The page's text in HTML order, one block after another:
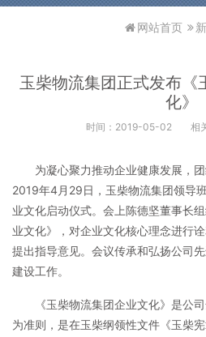
网站首页
玉柴物流集团正式发布《
化》
时间：2019-05-02 相
为凝心聚力推动企业健康发展，
2019年4月29日，玉柴物流集团领导
业文化启动仪式。会上陈德坚董事长
业文化》，对企业文化核心理念进行
提出指导意见。会议传承和弘扬公司
建设工作。
《玉柴物流集团企业文化》是公
为准则，是在玉柴纲领性文件《玉柴